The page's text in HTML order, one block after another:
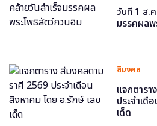
วันที่ 1 ส.
มรรคผล
สีมงคล
แจกตารา
ประจำเดื
เด็ด